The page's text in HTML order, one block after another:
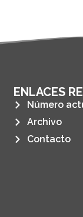
ENLACES
Número
Archivo
Contacto